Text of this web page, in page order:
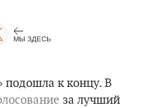
МЫ ЗДЕСЬ
к концу. В
за лучший